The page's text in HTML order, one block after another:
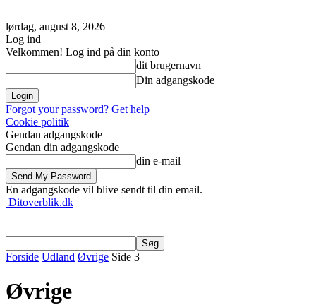
lørdag, august 8, 2026
Log ind
Velkommen! Log ind på din konto
dit brugernavn
Din adgangskode
Forgot your password? Get help
Cookie politik
Gendan adgangskode
Gendan din adgangskode
din e-mail
En adgangskode vil blive sendt til din email.
Ditoverblik.dk
Forside Udland Øvrige Side 3
Øvrige